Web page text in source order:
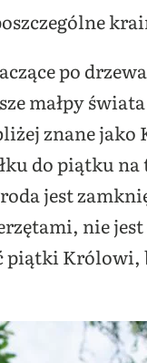
po
małpy
znane
do piątku
jest
nie
piątki Królowi,